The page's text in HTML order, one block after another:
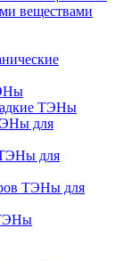
веществами
ТЭНы
для
для
ТЭНы для